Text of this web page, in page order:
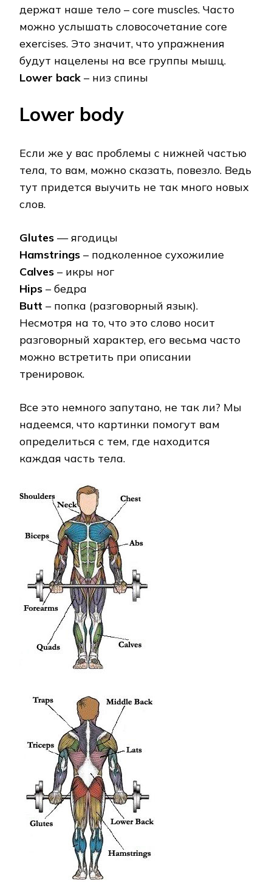
держат наше тело – core muscles. Часто
можно услышать словосочетание core
exercises. Это значит, что упражнения
будут нацелены на все группы мышц.
Lower back – низ спины
Lower body
Если же у вас проблемы с нижней частью
тела, то вам, можно сказать, повезло. Ведь
тут придется выучить не так много новых
слов.
Glutes — ягодицы
Hamstrings – подколенное сухожилие
Calves – икры ног
Hips – бедра
Butt – попка (разговорный язык).
Несмотря на то, что это слово носит
разговорный характер, его весьма часто
можно встретить при описании
тренировок.
Все это немного запутано, не так ли? Мы
надеемся, что картинки помогут вам
определиться с тем, где находится
каждая часть тела.